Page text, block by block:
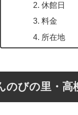
休館日
料金
所在地
びの里・高